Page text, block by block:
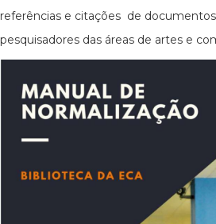
referências e citações de
pesquisadores das áreas de artes e